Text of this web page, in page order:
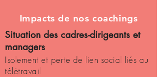
Impacts de nos coachings
Situation des cadres-dirigeants et
managers
Isolement et perte de lien social liés au
télétravail